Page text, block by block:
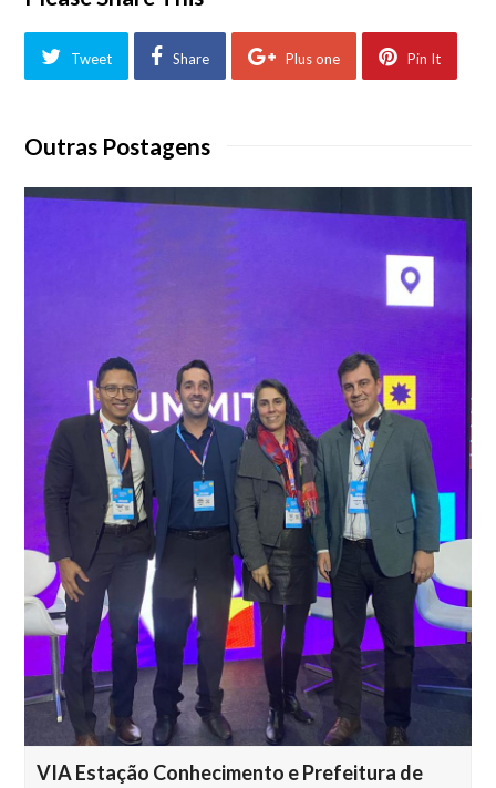
Tweet Share Plus one Pin It
Outras Postagens
VIA Estação Conhecimento e Prefeitura de